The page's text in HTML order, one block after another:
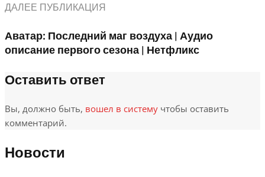
ДАЛЕЕ ПУБЛИКАЦИЯ
Аватар: Последний маг воздуха | Аудио
описание первого сезона | Нетфликс
Оставить ответ
Вы, должно быть, вошел в систему чтобы оставить
комментарий.
Новости